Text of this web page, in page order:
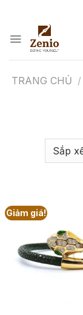
content
TRANG CHỦ /
Giảm giá!